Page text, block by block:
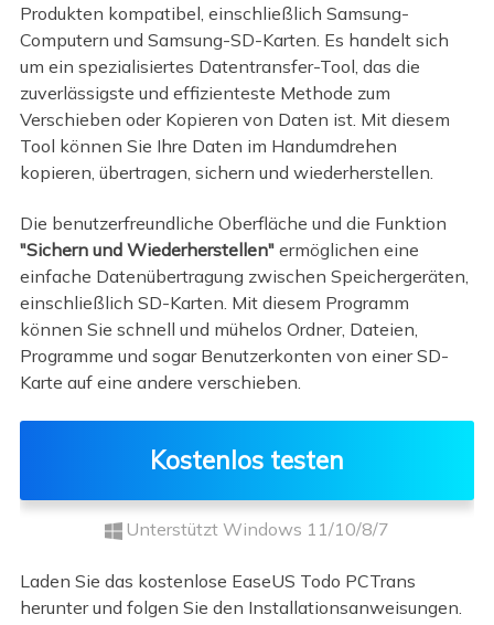
Produkten kompatibel, einschließlich Samsung-
Computern und Samsung-SD-Karten. Es handelt sich
um ein spezialisiertes Datentransfer-Tool, das die
zuverlässigste und effizienteste Methode zum
Verschieben oder Kopieren von Daten ist. Mit diesem
Tool können Sie Ihre Daten im Handumdrehen
kopieren, übertragen, sichern und wiederherstellen.
Die benutzerfreundliche Oberfläche und die Funktion
"Sichern und Wiederherstellen"ermöglichen eine
einfache Datenübertragung zwischen Speichergeräten,
einschließlich SD-Karten. Mit diesem Programm
können Sie schnell und mühelos Ordner, Dateien,
Programme und sogar Benutzerkonten von einer SD-
Karte auf eine andere verschieben.
Kostenlos testen
Unterstützt Windows 11/10/8/7
Laden Sie das kostenlose EaseUS Todo PCTrans
herunter und folgen Sie den Installationsanweisungen.